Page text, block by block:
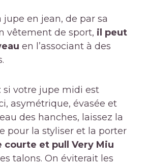
jupe en jean, de par sa
vêtement de sport, il peut
en l’associant à des
si votre jupe midi est
asymétrique, évasée et
des hanches, laissez la
pour la styliser et la porter
courte et pull Very Miu
talons. On éviterait les